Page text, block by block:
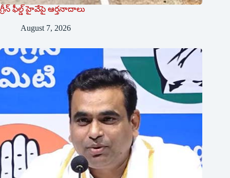
గ్రీన్ ఫీల్డ్ హైవేపై ఆర్తనాదాలు
August 7, 2026